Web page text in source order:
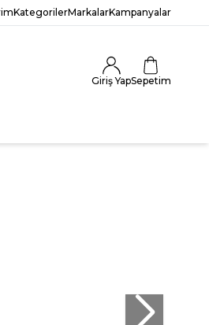
KategorilerMarkalarKampanyalar
Giriş YapSepetim